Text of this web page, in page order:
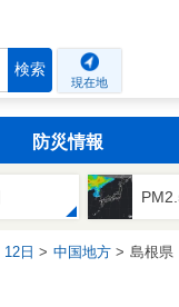
検索
現在地
防災情報
12日 中国地方 島根県